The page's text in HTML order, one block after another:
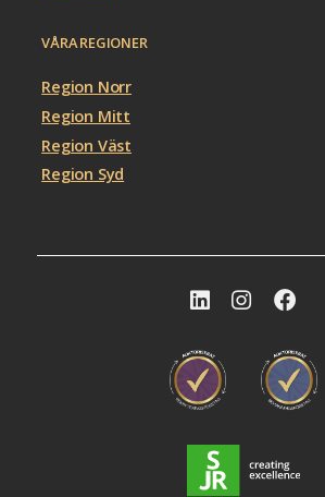
VÅRA REGIONER
Region Norr
Region Mitt
Region Väst
Region Syd